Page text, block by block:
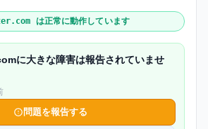
は正常に動作しています
に大きな障害は報告されていませ
問題を報告する